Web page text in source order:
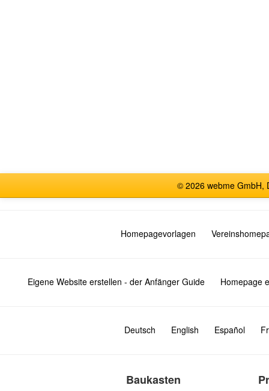
© 2026 webme GmbH,
Homepagevorlagen
Eigene Website erstellen - der Anfänger Guide Homepage
Deutsch English Español
Baukasten